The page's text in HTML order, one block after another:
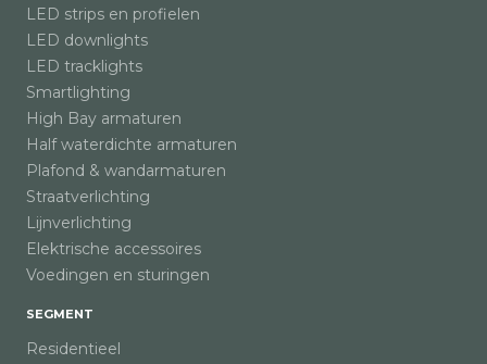
LED strips en profielen
LED downlights
LED tracklights
Smartlighting
High Bay armaturen
Half waterdichte armaturen
Plafond & wandarmaturen
Straatverlichting
Lijnverlichting
Elektrische accessoires
Voedingen en sturingen
SEGMENT
Residentieel